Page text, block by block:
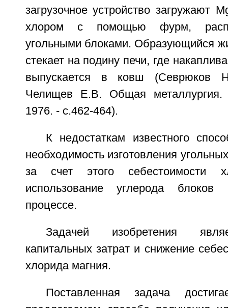
загрузочное устройство загружают
хлором с помощью фурм,
угольными блоками. Образующийся
стекает на подину печи, где
выпускается в ковш (Севрюков
Челищев Е.В. Общая
1976. - с.462-464).
К недостаткам известного
необходимость изготовления
за счет этого себестоимости
использование углерода блоков
процессе.
Задачей изобретения
капитальных затрат и снижение
хлорида магния.
Поставленная задача